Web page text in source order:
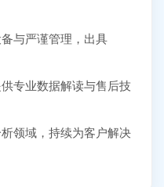
备与严谨管理，出具
供专业数据解读与售后技
析领域，持续为客户解决